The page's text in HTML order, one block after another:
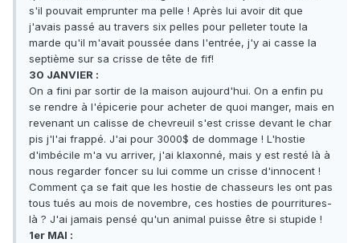
s'il pouvait emprunter ma pelle ! Après lui avoir dit que
j'avais passé au travers six pelles pour pelleter toute la
marde qu'il m'avait poussée dans l'entrée, j'y ai casse la
septième sur sa crisse de tête de fif!
30 JANVIER :
On a fini par sortir de la maison aujourd'hui. On a enfin pu
se rendre à l'épicerie pour acheter de quoi manger, mais en
revenant un calisse de chevreuil s'est crisse devant le char
pis j'l'ai frappé. J'ai pour 3000$ de dommage ! L'hostie
d'imbécile m'a vu arriver, j'ai klaxonné, mais y est resté là à
nous regarder foncer su lui comme un crisse d'innocent !
Comment ça se fait que les hostie de chasseurs les ont pas
tous tués au mois de novembre, ces hosties de pourritures-
là ? J'ai jamais pensé qu'un animal puisse être si stupide !
1er MAI :